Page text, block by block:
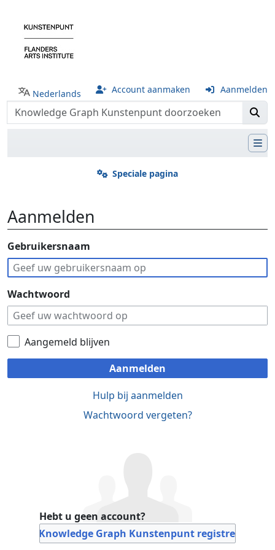
Nederlands Account aanmaken Aanmelden
Speciale pagina
Aanmelden
Ga naar:navigatie,
Gebruikersnaam
Wachtwoord
Aangemeld blijven
Aanmelden
Hulp bij aanmelden
Wachtwoord vergeten?
Hebt u geen account?
Bij Knowledge Graph Kunstenpunt registreren